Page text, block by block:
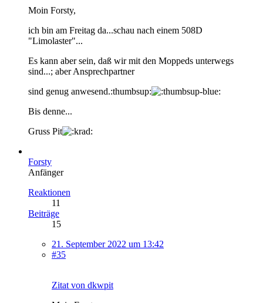
Moin Forsty,
ich bin am Freitag da...schau nach einem 508D
"Limolaster"...
Es kann aber sein, daß wir mit den Moppeds unterwegs
sind...; aber Ansprechpartner
sind genug anwesend.:thumbsup:
Bis denne...
Gruss Pit
Forsty
Anfänger
Reaktionen
11
Beiträge
15
21. September 2022 um 13:42
#35
Zitat von dkwpit